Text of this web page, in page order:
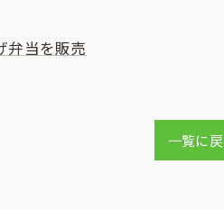
弁当を販売
一覧に